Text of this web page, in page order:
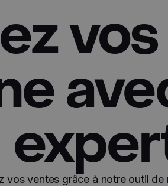
vos ventes grâce à notre outil de